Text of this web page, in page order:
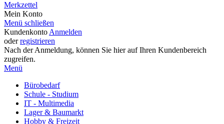
Merkzettel
Mein Konto
Menü schließen
Kundenkonto Anmelden
oderregistrieren
Nach der Anmeldung, können Sie hier auf Ihren Kundenbereich
zugreifen.
Menü
Bürobedarf
Schule - Studium
IT - Multimedia
Lager & Baumarkt
Hobby & Freizeit